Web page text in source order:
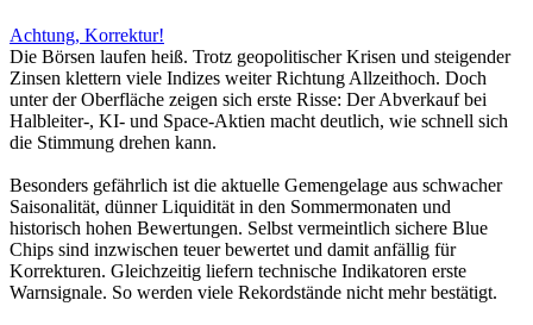
Achtung, Korrektur!
Die Börsen laufen heiß. Trotz geopolitischer Krisen und steigender
Zinsen klettern viele Indizes weiter Richtung Allzeithoch. Doch
unter der Oberfläche zeigen sich erste Risse: Der Abverkauf bei
Halbleiter-, KI- und Space-Aktien macht deutlich, wie schnell sich
die Stimmung drehen kann.
Besonders gefährlich ist die aktuelle Gemengelage aus schwacher
Saisonalität, dünner Liquidität in den Sommermonaten und
historisch hohen Bewertungen. Selbst vermeintlich sichere Blue
Chips sind inzwischen teuer bewertet und damit anfällig für
Korrekturen. Gleichzeitig liefern technische Indikatoren erste
Warnsignale. So werden viele Rekordstände nicht mehr bestätigt.